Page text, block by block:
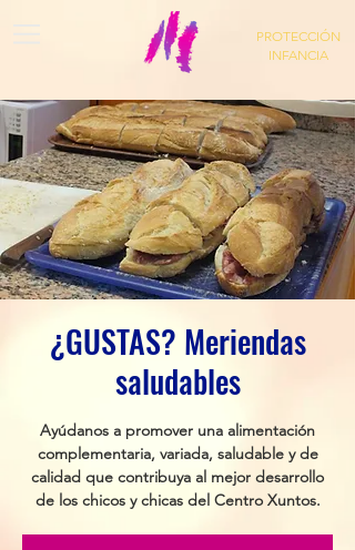
PROTECCIÓN
INFANCIA
¿GUSTAS? Meriendas
saludables
Ayúdanos a promover una alimentación
complementaria, variada, saludable y de
calidad que contribuya al mejor desarrollo
de los chicos y chicas del Centro Xuntos.